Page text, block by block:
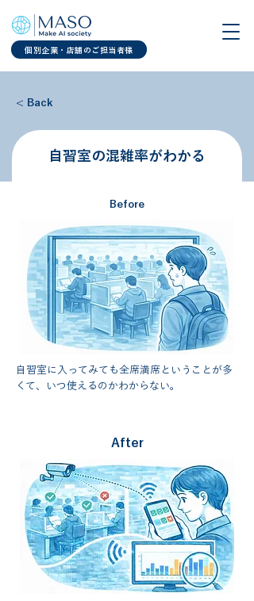
個別企業・店舗のご担当者様
< Back
自習室の混雑率がわかる
Before
自習室に入ってみても全席満席ということが多
くて、いつ使えるのかわからない。
After